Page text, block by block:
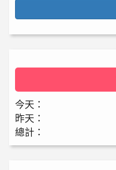
今天：
昨天：
總計：